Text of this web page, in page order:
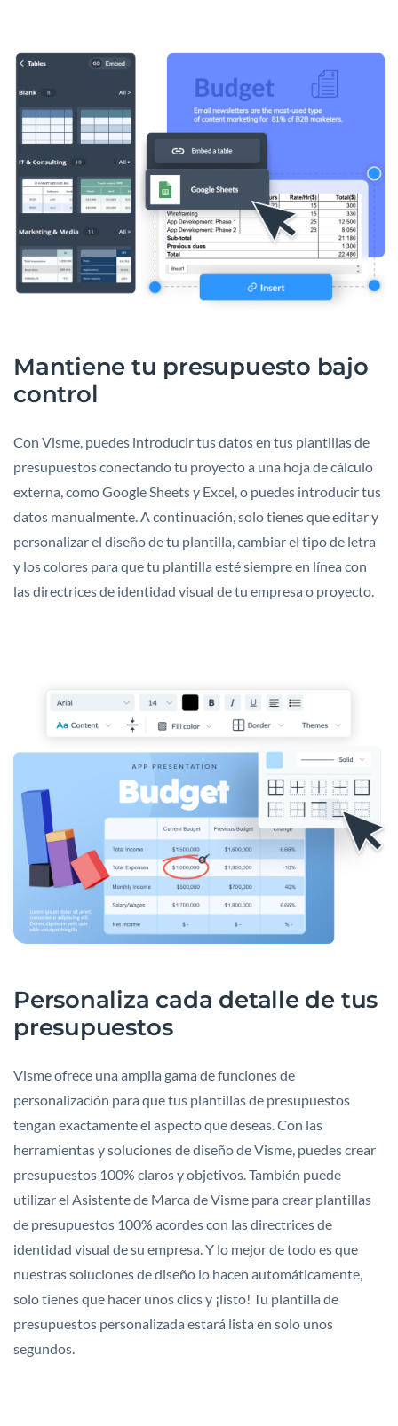
Mantiene tu presupuesto bajo
control
Con Visme, puedes introducir tus datos en tus plantillas de
presupuestos conectando tu proyecto a una hoja de cálculo
externa, como Google Sheets y Excel, o puedes introducir tus
datos manualmente. A continuación, solo tienes que editar y
personalizar el diseño de tu plantilla, cambiar el tipo de letra
y los colores para que tu plantilla esté siempre en línea con
las directrices de identidad visual de tu empresa o proyecto.
Personaliza cada detalle de tus
presupuestos
Visme ofrece una amplia gama de funciones de
personalización para que tus plantillas de presupuestos
tengan exactamente el aspecto que deseas. Con las
herramientas y soluciones de diseño de Visme, puedes crear
presupuestos 100% claros y objetivos. También puede
utilizar el Asistente de Marca de Visme para crear plantillas
de presupuestos 100% acordes con las directrices de
identidad visual de su empresa. Y lo mejor de todo es que
nuestras soluciones de diseño lo hacen automáticamente,
solo tienes que hacer unos clics y ¡listo! Tu plantilla de
presupuestos personalizada estará lista en solo unos
segundos.